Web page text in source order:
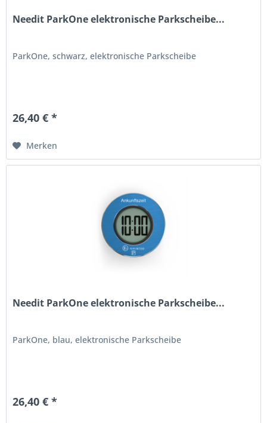
Needit ParkOne elektronische Parkscheibe...
ParkOne, schwarz, elektronische Parkscheibe
26,40 € *
Merken
Needit ParkOne elektronische Parkscheibe...
ParkOne, blau, elektronische Parkscheibe
26,40 € *